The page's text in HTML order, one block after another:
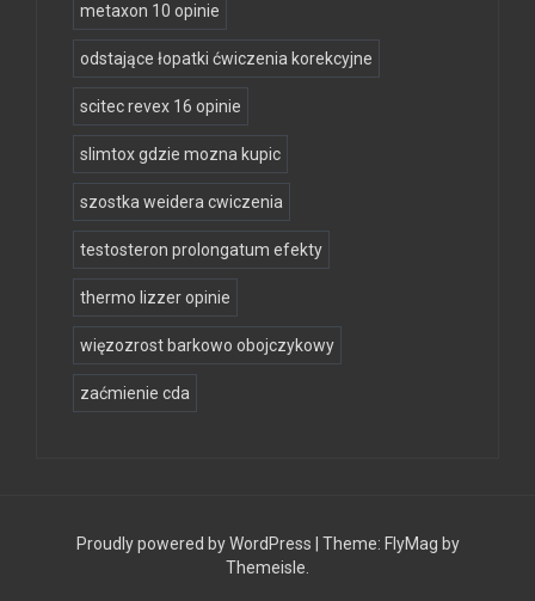
metaxon 10 opinie
odstające łopatki ćwiczenia korekcyjne
scitec revex 16 opinie
slimtox gdzie mozna kupic
szostka weidera cwiczenia
testosteron prolongatum efekty
thermo lizzer opinie
więzozrost barkowo obojczykowy
zaćmienie cda
Proudly powered by WordPress Theme: FlyMag by
Themeisle.